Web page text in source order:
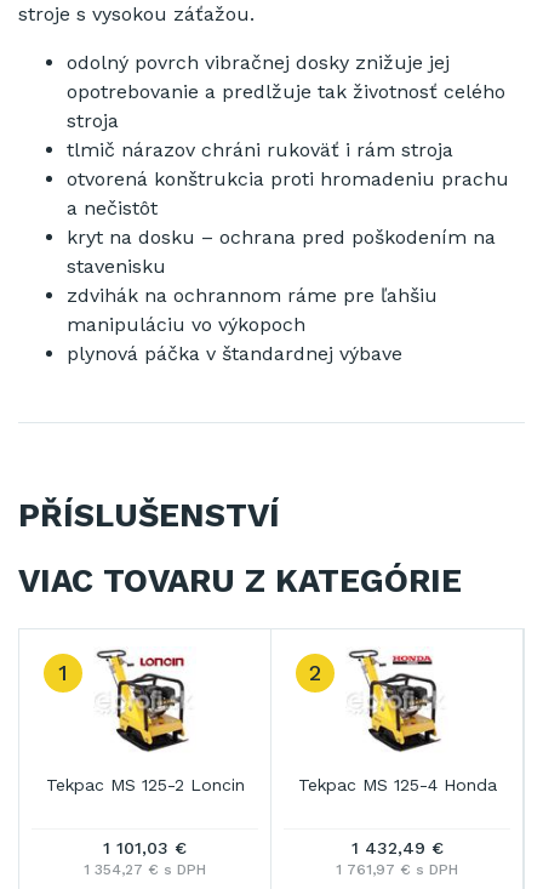
stroje s vysokou záťažou.
odolný povrch vibračnej dosky znižuje jej
opotrebovanie a predlžuje tak životnosť celého
stroja
tlmič nárazov chráni rukoväť i rám stroja
otvorená konštrukcia proti hromadeniu prachu
a nečistôt
kryt na dosku – ochrana pred poškodením na
stavenisku
zdvihák na ochrannom ráme pre ľahšiu
manipuláciu vo výkopoch
plynová páčka v štandardnej výbave
PŘÍSLUŠENSTVÍ
VIAC TOVARU Z KATEGÓRIE
1
Tekpac MS 125-2 Loncin
1 101,03 €
1 354,27 € s DPH
2
Tekpac MS 125-4 Honda
1 432,49 €
1 761,97 € s DPH